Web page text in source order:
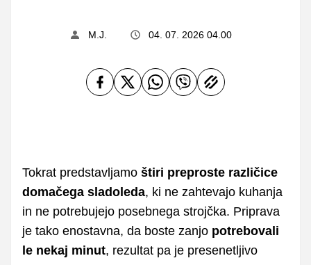
M.J. 04. 07. 2026 04.00
Tokrat predstavljamo štiri preproste različice
domačega sladoleda, ki ne zahtevajo kuhanja
in ne potrebujejo posebnega strojčka. Priprava
je tako enostavna, da boste zanjo potrebovali
le nekaj minut, rezultat pa je presenetljivo